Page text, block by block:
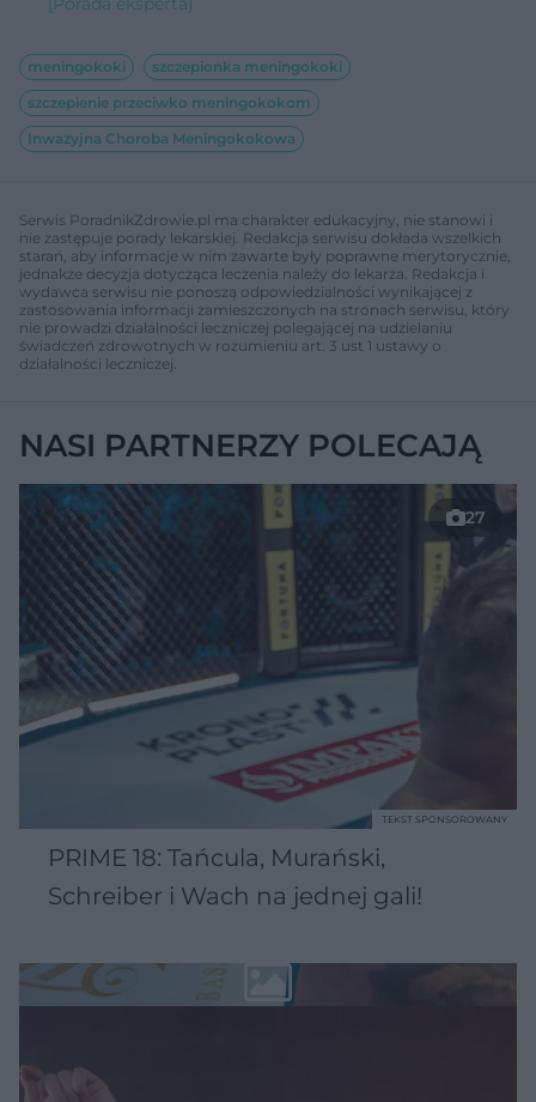
meningokoki
szczepionka meningokoki
szczepienie przeciwko meningokokom
Inwazyjna Choroba Meningokokowa
Serwis PoradnikZdrowie.pl ma charakter edukacyjny, nie stanowi i
nie zastępuje porady lekarskiej. Redakcja serwisu dokłada wszelkich
starań, aby informacje w nim zawarte były poprawne merytorycznie,
jednakże decyzja dotycząca leczenia należy do lekarza. Redakcja i
wydawca serwisu nie ponoszą odpowiedzialności wynikającej z
zastosowania informacji zamieszczonych na stronach serwisu, który
nie prowadzi działalności leczniczej polegającej na udzielaniu
świadczeń zdrowotnych w rozumieniu art. 3 ust 1 ustawy o
działalności leczniczej.
NASI PARTNERZY POLECAJĄ
27
PRIME 18: Tańcula, Murański,
Schreiber i Wach na jednej gali!
TEKST SPONSOROWANY